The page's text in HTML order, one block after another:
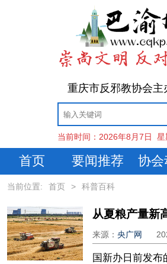
重庆市反邪教协会主
当前时间： 2026年8月7日 星
首页 要闻推荐 协会
当前位置: 首页 > 科普百科
从夏粮产量新
来源：央广网
国新办日前发布